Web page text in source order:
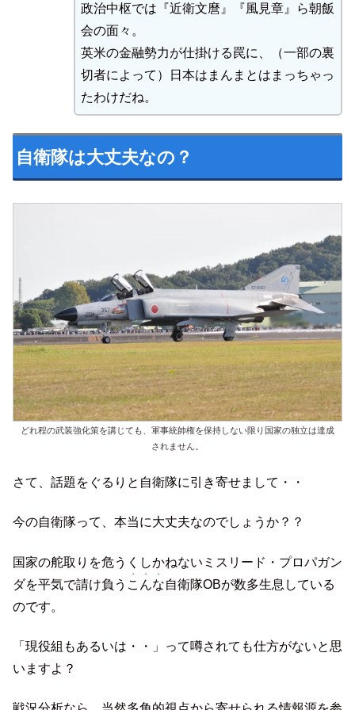
政治中枢では『近衛文麿』『風見章』ら朝飯
会の面々。
英米の金融勢力が仕掛ける罠に、（一部の裏
切者によって）日本はまんまとはまっちゃっ
たわけだね。
自衛隊は大丈夫なの？
どれ程の武装強化策を講じても、軍事統帥権を保持しない限り国家の独立は達成
されません。
さて、話題をぐるりと自衛隊に引き寄せまして・・
今の自衛隊って、本当に大丈夫なのでしょうか？？
国家の舵取りを危うくしかねないミスリード・プロパガン
ダを平気で請け負う こんな
・・・
自衛隊OBが数多生息している
のです。
「現役組もあるいは・・」って噂されても仕方がないと思
いますよ？